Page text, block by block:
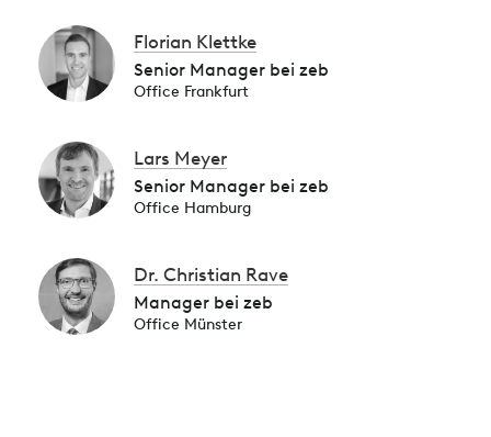
Florian Klettke
Senior Manager bei zeb
Office Frankfurt
Lars Meyer
Senior Manager bei zeb
Office Hamburg
Dr. Christian Rave
Manager bei zeb
Office Münster